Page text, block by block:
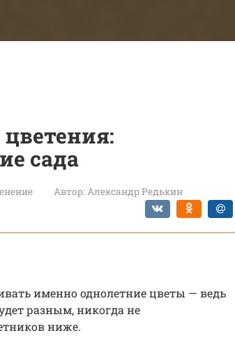
сада
Автор:Александр Редькин
именно однолетние цветы — ведь
разным, никогда не
ниже.